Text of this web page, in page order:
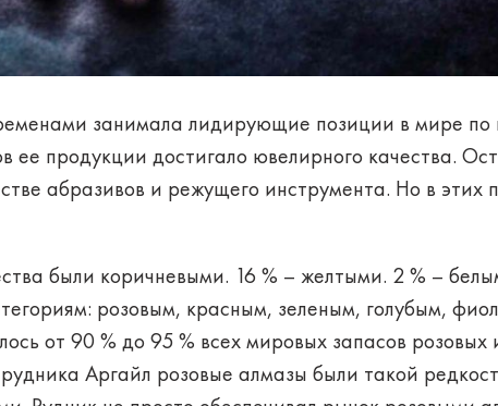
занимала лидирующие позиции в мире по
ее продукции достигало ювелирного качества.
абразивов и режущего инструмента. Но в этих
были коричневыми. 16 % – желтыми. 2 % –
розовым, красным, зеленым, голубым,
от 90 % до 95 % всех мировых запасов розовых
Аргайл розовые алмазы были такой